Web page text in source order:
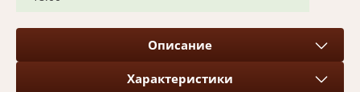
Описание
Характеристики